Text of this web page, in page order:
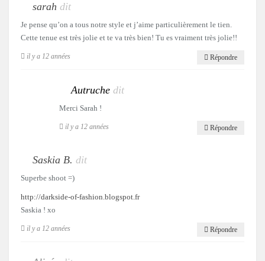
sarah dit
Je pense qu’on a tous notre style et j’aime particulièrement le tien.
Cette tenue est très jolie et te va très bien! Tu es vraiment très jolie!!
il y a 12 années Répondre
Autruche dit
Merci Sarah !
il y a 12 années Répondre
Saskia B. dit
Superbe shoot =)
http://darkside-of-fashion.blogspot.fr
Saskia ! xo
il y a 12 années Répondre